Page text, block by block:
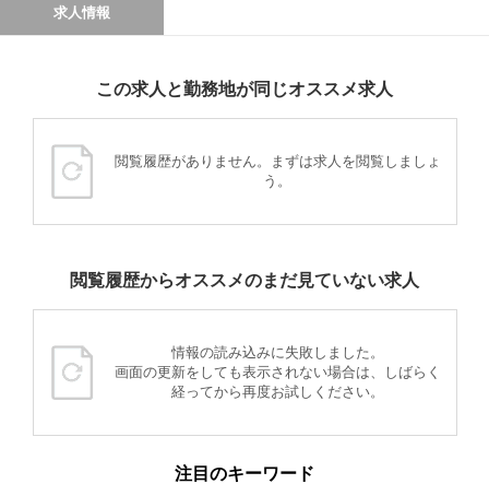
求人情報
この求人と勤務地が同じオススメ求人
閲覧履歴がありません。まずは求人を閲覧しましょ
う。
閲覧履歴からオススメのまだ見ていない求人
情報の読み込みに失敗しました。
画面の更新をしても表示されない場合は、しばらく
経ってから再度お試しください。
注目のキーワード